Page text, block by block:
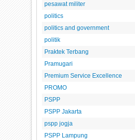
pesawat militer
politics
politics and government
politik
Praktek Terbang
Pramugari
Premium Service Excellence
PROMO
PSPP
PSPP Jakarta
pspp jogja
PSPP Lampung